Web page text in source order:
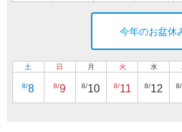
今年のお盆休
土
8/8
日
8/9
月
8/10
火
8/11
水
8/12 8/